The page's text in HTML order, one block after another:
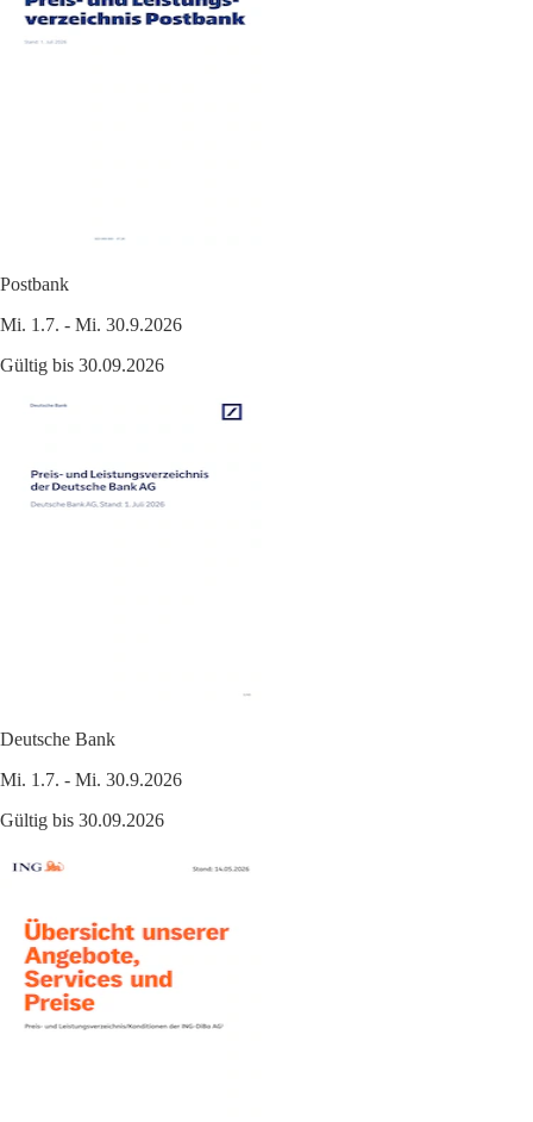
Postbank
Mi. 1.7. - Mi. 30.9.2026
Gültig bis 30.09.2026
Deutsche Bank
Mi. 1.7. - Mi. 30.9.2026
Gültig bis 30.09.2026